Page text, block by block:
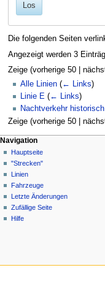
Los
Die folgenden Seiten
Angezeigt werden 3
Zeige (vorherige 50|
Alle Linien (← Links)
Linie E (← Links)
Nachtverkehr historisch
Zeige (vorherige 50|
N
a
v
g
a
n
Seitenaktionen
Seite
Diskussion
Lesen
Quelltext
anzeigen
Versionsgeschichte
Meine Werkzeuge
Anmelden
Navigation
Hauptseite
"Strecken"
Linien
Fahrzeuge
Letzte Änderungen
Zufällige Seite
Hilfe
Navigation